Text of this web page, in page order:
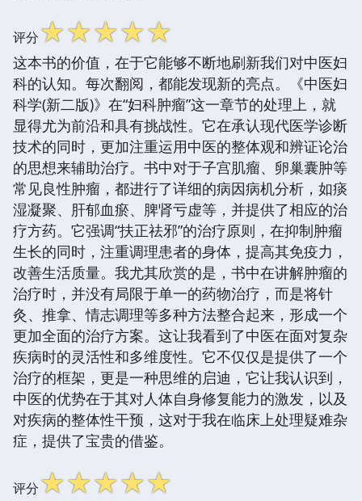
评分☆☆☆☆☆
这本书的价值，在于它能够不断地刷新我们对中医妇
科的认知。每次翻阅，都能发现新的亮点。《中医妇
科学(新二版)》在“妇科肿瘤”这一章节的处理上，就
显得尤为前沿和具有挑战性。它在承认现代医学诊断
技术的同时，更加注重运用中医的整体观和辨证论治
的思想来辅助治疗。书中对于子宫肌瘤、卵巢囊肿等
常见良性肿瘤，都进行了详细的病因病机分析，如痰
湿凝聚、肝郁血瘀、脾肾亏虚等，并提供了相应的治
疗方药。它强调“扶正祛邪”的治疗原则，在抑制肿瘤
生长的同时，注重调理患者的身体，提高其免疫力，
改善生活质量。我尤其欣赏的是，书中在讲解肿瘤的
治疗时，并没有局限于单一的药物治疗，而是将针
灸、推拿、情志调理等多种方法整合起来，形成一个
更加全面的治疗方案。这让我看到了中医在面对复杂
疾病时的灵活性和多维度性。它不仅仅是提供了一个
治疗的框架，更是一种思维的启迪，它让我认识到，
中医的优势在于其对人体自身修复能力的激发，以及
对疾病的整体性干预，这对于我在临床上处理疑难杂
症，提供了宝贵的借鉴。
评分☆☆☆☆☆